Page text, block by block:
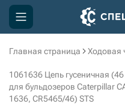
Главная страница Ходовая
1061636 Цепь гусеничная
для бульдозеров Caterpillar
1636, CR5465/46) STS
Компания
Акции